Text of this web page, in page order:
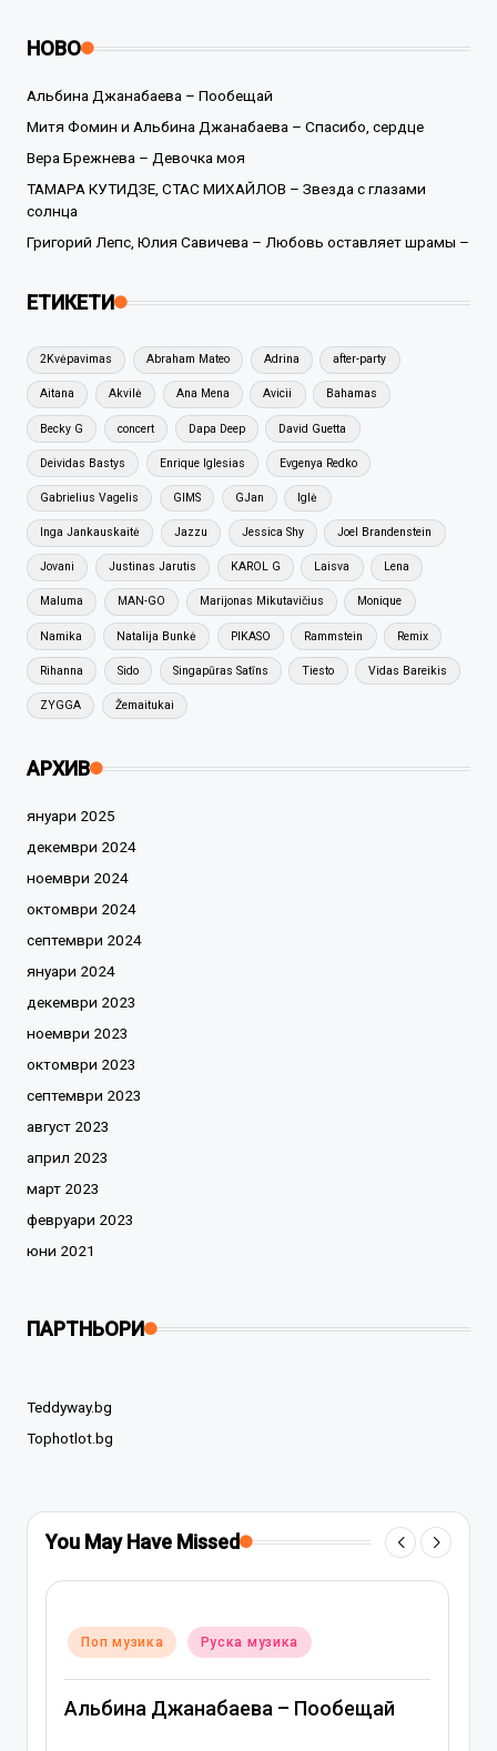
НОВО
Альбина Джанабаева – Пообещай
Митя Фомин и Альбина Джанабаева – Спасибо, сердце
Вера Брежнева – Девочка моя
ТАМАРА КУТИДЗЕ, СТАС МИХАЙЛОВ – Звезда с глазами
солнца
Григорий Лепс, Юлия Савичева – Любовь оставляет шрамы –
ЕТИКЕТИ
2Kvėpavimas Abraham Mateo Adrina after-party
Aitana Akvilė Ana Mena Avicii Bahamas
Becky G concert Dapa Deep David Guetta
Deividas Bastys Enrique Iglesias Evgenya Redko
Gabrielius Vagelis GIMS GJan Iglė
Inga Jankauskaitė Jazzu Jessica Shy Joel Brandenstein
Jovani Justinas Jarutis KAROL G Laisva Lena
Maluma MAN-GO Marijonas Mikutavičius Monique
Namika Natalija Bunkė PIKASO Rammstein Remix
Rihanna Sido Singapūras Satīns Tiesto Vidas Bareikis
ZYGGA Žemaitukai
АРХИВ
януари 2025
декември 2024
ноември 2024
октомври 2024
септември 2024
януари 2024
декември 2023
ноември 2023
октомври 2023
септември 2023
август 2023
април 2023
март 2023
февруари 2023
юни 2021
ПАРТНЬОРИ
Teddyway.bg
Tophotlot.bg
You May Have Missed
Posted
in
Поп музика Руска музика
Альбина Джанабаева – Пообещай